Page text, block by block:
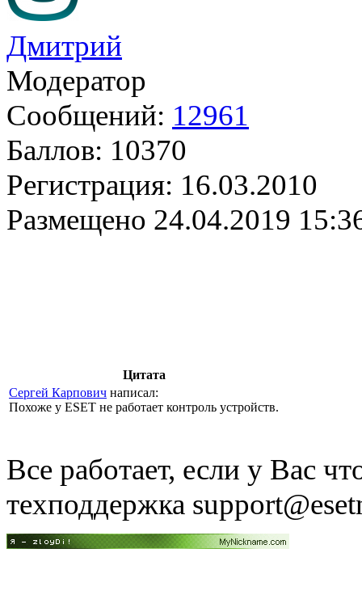
Дмитрий
Модератор
Сообщений: 12961
Баллов: 10370
Регистрация: 16.03.2010
Размещено 24.04.2019
Цитата
Сергей Карпович написал:
Похоже у ESET не работает контроль устройств.
Все работает, если у Вас
техподдержка